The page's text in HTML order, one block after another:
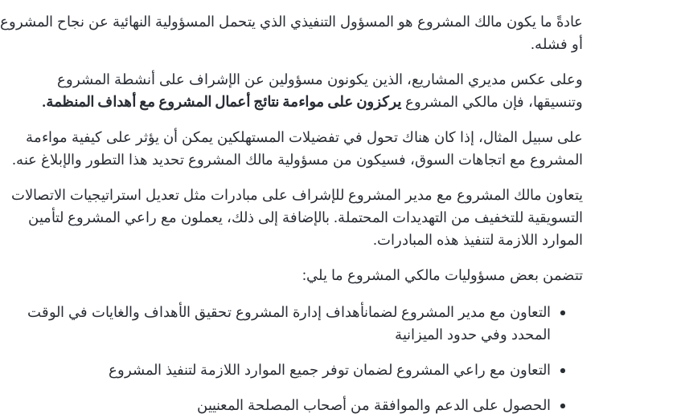
عادةً ما يكون مالك المشروع هو المسؤول التنفيذي الذي يتحمل المسؤولية النهائية عن نجاح المشروع
أو فشله.
وعلى عكس مديري المشاريع، الذين يكونون مسؤولين عن الإشراف على أنشطة المشروع
وتنسيقها، فإن مالكي المشروع يركزون على مواءمة نتائج أعمال المشروع مع أهداف المنظمة.
على سبيل المثال، إذا كان هناك تحول في تفضيلات المستهلكين يمكن أن يؤثر على كيفية مواءمة
المشروع مع اتجاهات السوق، فسيكون من مسؤولية مالك المشروع تحديد هذا التطور والإبلاغ عنه.
يتعاون مالك المشروع مع مدير المشروع للإشراف على مبادرات مثل تعديل استراتيجيات الاتصالات
التسويقية للتخفيف من التهديدات المحتملة. بالإضافة إلى ذلك، يعملون مع راعي المشروع لتأمين
الموارد اللازمة لتنفيذ هذه المبادرات.
تتضمن بعض مسؤوليات مالكي المشروع ما يلي:
التعاون مع مدير المشروع لضمانأهداف إدارة المشروع تحقيق الأهداف والغايات في الوقت
المحدد وفي حدود الميزانية
التعاون مع راعي المشروع لضمان توفر جميع الموارد اللازمة لتنفيذ المشروع
الحصول على الدعم والموافقة من أصحاب المصلحة المعنيين